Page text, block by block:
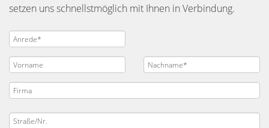
setzen uns schnellstmöglich mit Ihnen in Verbindung.